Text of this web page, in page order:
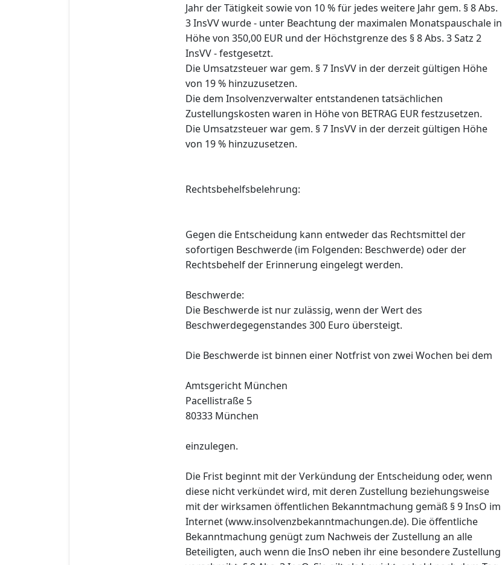
Jahr der Tätigkeit sowie von 10 % für jedes weitere Jahr gem. § 8 Abs.
3 InsVV wurde - unter Beachtung der maximalen Monatspauschale in
Höhe von 350,00 EUR und der Höchstgrenze des § 8 Abs. 3 Satz 2
InsVV - festgesetzt.
Die Umsatzsteuer war gem. § 7 InsVV in der derzeit gültigen Höhe
von 19 % hinzuzusetzen.
Die dem Insolvenzverwalter entstandenen tatsächlichen
Zustellungskosten waren in Höhe von BETRAG EUR festzusetzen.
Die Umsatzsteuer war gem. § 7 InsVV in der derzeit gültigen Höhe
von 19 % hinzuzusetzen.
Rechtsbehelfsbelehrung:
Gegen die Entscheidung kann entweder das Rechtsmittel der
sofortigen Beschwerde (im Folgenden: Beschwerde) oder der
Rechtsbehelf der Erinnerung eingelegt werden.
Beschwerde:
Die Beschwerde ist nur zulässig, wenn der Wert des
Beschwerdegegenstandes 300 Euro übersteigt.
Die Beschwerde ist binnen einer Notfrist von zwei Wochen bei dem
Amtsgericht München
Pacellistraße 5
80333 München
einzulegen.
Die Frist beginnt mit der Verkündung der Entscheidung oder, wenn
diese nicht verkündet wird, mit deren Zustellung beziehungsweise
mit der wirksamen öffentlichen Bekanntmachung gemäß § 9 InsO im
Internet (www.insolvenzbekanntmachungen.de). Die öffentliche
Bekanntmachung genügt zum Nachweis der Zustellung an alle
Beteiligten, auch wenn die InsO neben ihr eine besondere Zustellung